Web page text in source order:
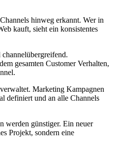
hinweg erkannt. Wer in
kauft, sieht ein konsistentes
gesamten Customer Verhalten,
Marketing Kampagnen
definiert und an alle Channels
werden günstiger. Ein neuer
Projekt, sondern eine